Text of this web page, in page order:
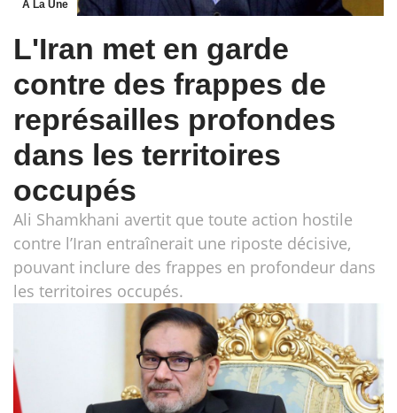
A La Une
L'Iran met en garde
contre des frappes de
représailles profondes
dans les territoires
occupés
Ali Shamkhani avertit que toute action hostile
contre l’Iran entraînerait une riposte décisive,
pouvant inclure des frappes en profondeur dans
les territoires occupés.